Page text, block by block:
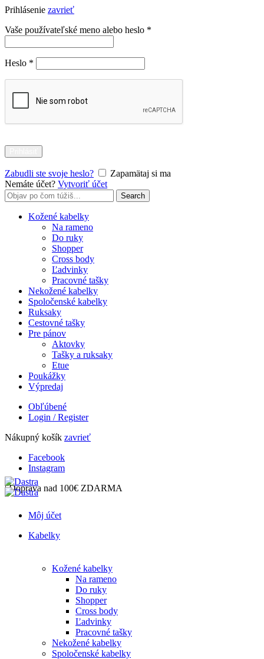
Prihlásenie zavrieť
Vaše používateľské meno alebo heslo *
Heslo *
Zabudli ste svoje heslo?
Zapamätaj si ma
Nemáte účet? Vytvoriť účet
Search
for:
Search
Kožené kabelky
Na rameno
Do ruky
Shopper
Cross body
Ľadvinky
Pracovné tašky
Nekožené kabelky
Spoločenské kabelky
Ruksaky
Cestovné tašky
Pre pánov
Aktovky
Tašky a ruksaky
Etue
Poukážky
Výpredaj
Obľúbené
Login / Register
Nákupný košík zavrieť
Facebook
Instagram
| Doprava nad 100€ ZDARMA
Môj účet
Kabelky
Kožené kabelky
Na rameno
Do ruky
Shopper
Cross body
Ľadvinky
Pracovné tašky
Nekožené kabelky
Spoločenské kabelky